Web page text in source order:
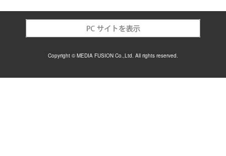
Copyright © MEDIA FUSION Co.,Ltd. All rights reserved.